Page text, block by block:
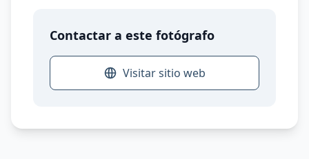
Contactar a este fotógrafo
Visitar sitio web